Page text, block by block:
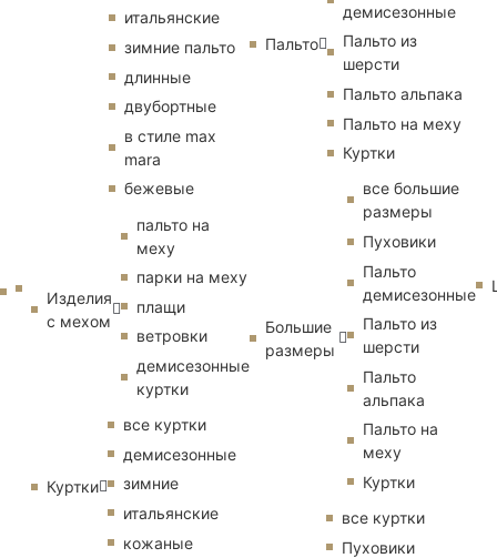
итальянские
зимние пальто
длинные
двубортные
в стиле max
mara
бежевые
Изделия
с мехом
пальто на
меху
парки на меху
плащи
ветровки
демисезонные
куртки
Куртки
все куртки
демисезонные
зимние
итальянские
кожаные
Пальто
демисезонные
Пальто из
шерсти
Пальто альпака
Пальто на меху
Куртки
Большие
размеры
все большие
размеры
Пуховики
Пальто
демисезонные
Пальто из
шерсти
Пальто
альпака
Пальто на
меху
Куртки
все куртки
Пуховики